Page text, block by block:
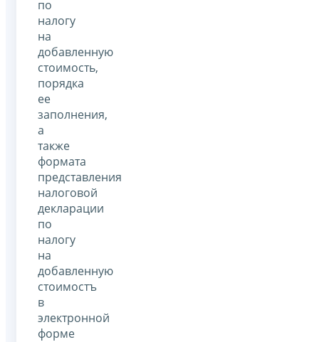
по
налогу
на
добавленную
стоимость,
порядка
ее
заполнения,
а
также
формата
представления
налоговой
декларации
по
налогу
на
добавленную
стоимостъ
в
электронной
форме